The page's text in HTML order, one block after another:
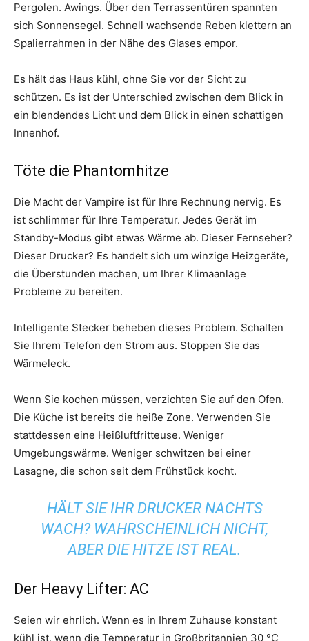
Pergolen. Awings. Über den Terrassentüren spannten
sich Sonnensegel. Schnell wachsende Reben klettern an
Spalierrahmen in der Nähe des Glases empor.
Es hält das Haus kühl, ohne Sie vor der Sicht zu
schützen. Es ist der Unterschied zwischen dem Blick in
ein blendendes Licht und dem Blick in einen schattigen
Innenhof.
Töte die Phantomhitze
Die Macht der Vampire ist für Ihre Rechnung nervig. Es
ist schlimmer für Ihre Temperatur. Jedes Gerät im
Standby-Modus gibt etwas Wärme ab. Dieser Fernseher?
Dieser Drucker? Es handelt sich um winzige Heizgeräte,
die Überstunden machen, um Ihrer Klimaanlage
Probleme zu bereiten.
Intelligente Stecker beheben dieses Problem. Schalten
Sie Ihrem Telefon den Strom aus. Stoppen Sie das
Wärmeleck.
Wenn Sie kochen müssen, verzichten Sie auf den Ofen.
Die Küche ist bereits die heiße Zone. Verwenden Sie
stattdessen eine Heißluftfritteuse. Weniger
Umgebungswärme. Weniger schwitzen bei einer
Lasagne, die schon seit dem Frühstück kocht.
HÄLT SIE IHR DRUCKER NACHTS
WACH? WAHRSCHEINLICH NICHT,
ABER DIE HITZE IST REAL.
Der Heavy Lifter: AC
Seien wir ehrlich. Wenn es in Ihrem Zuhause konstant
kühl ist, wenn die Temperatur in Großbritannien 30 °C